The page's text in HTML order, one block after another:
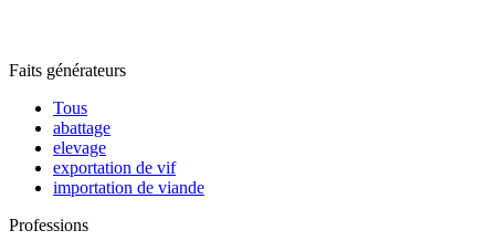
Faits générateurs
Tous
abattage
elevage
exportation de vif
importation de viande
Professions